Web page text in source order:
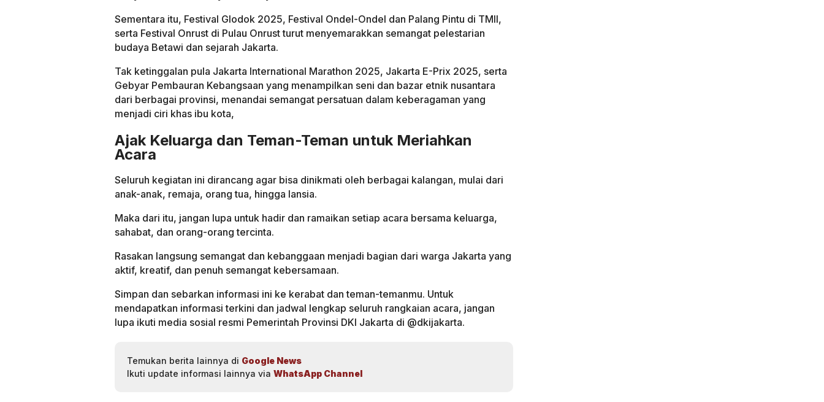
Sementara itu, Festival Glodok 2025, Festival Ondel-Ondel dan Palang Pintu di TMII,
serta Festival Onrust di Pulau Onrust turut menyemarakkan semangat pelestarian
budaya Betawi dan sejarah Jakarta.
Tak ketinggalan pula Jakarta International Marathon 2025, Jakarta E-Prix 2025, serta
Gebyar Pembauran Kebangsaan yang menampilkan seni dan bazar etnik nusantara
dari berbagai provinsi, menandai semangat persatuan dalam keberagaman yang
menjadi ciri khas ibu kota,
Ajak Keluarga dan Teman-Teman untuk Meriahkan
Acara
Seluruh kegiatan ini dirancang agar bisa dinikmati oleh berbagai kalangan, mulai dari
anak-anak, remaja, orang tua, hingga lansia.
Maka dari itu, jangan lupa untuk hadir dan ramaikan setiap acara bersama keluarga,
sahabat, dan orang-orang tercinta.
Rasakan langsung semangat dan kebanggaan menjadi bagian dari warga Jakarta yang
aktif, kreatif, dan penuh semangat kebersamaan.
Simpan dan sebarkan informasi ini ke kerabat dan teman-temanmu. Untuk
mendapatkan informasi terkini dan jadwal lengkap seluruh rangkaian acara, jangan
lupa ikuti media sosial resmi Pemerintah Provinsi DKI Jakarta di @dkijakarta.
Temukan berita lainnya di Google News
Ikuti update informasi lainnya via WhatsApp Channel